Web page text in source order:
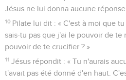
Jésus ne lui donna aucune réponse.
10 Pilate lui dit : « C'est à moi que
sais-tu pas que j'ai le pouvoir de te
pouvoir de te crucifier ? »
11 Jésus répondit : « Tu n'aurais
t'avait pas été donné d'en haut.